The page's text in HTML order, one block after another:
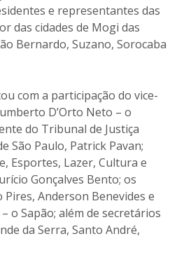
e representantes das
das cidades de Mogi das
Bernardo, Suzano, Sorocaba
com a participação do vice-
D’Orto Neto – o
do Tribunal de Justiça
São Paulo, Patrick Pavan;
Esportes, Lazer, Cultura e
Gonçalves Bento; os
Anderson Benevides e
o Sapão; além de secretários
da Serra, Santo André,